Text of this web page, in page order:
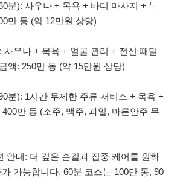
분): 사우나 + 목욕 + 바디 마사지 + 누
만 동 (약 12만원 상당)
사우나 + 목욕 + 얼굴 관리 + 전신 때밀
액: 250만 동 (약 15만원 상당)
분): 1시간 무제한 주류 서비스 + 목욕 +
만 동 (소주, 맥주, 과일, 마른안주 무
안내: 더 깊은 손길과 집중 케어를 원하
가능합니다. 60분 코스는 100만 동, 90